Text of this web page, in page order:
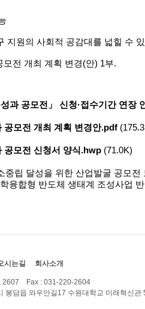
지원의 사회적 공감대를 넓힐 수
전 개최 계획 변경(안) 1부.
과 공모전」 신청·접수기간 연장
공모전 개최 계획 변경안.pdf
공모전 신청서 양식.hwp (71.0K)
중립 달성을 위한 산업발굴 공모전
융합형 반도체 생태계 조성사업
시는길 회사소개
2607 Fax : 031-220-2604
담읍 와우안길17 수원대학교 미래혁신관